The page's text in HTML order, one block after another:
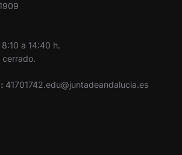
a 14:40 h.
cerrado.
41701742.edu@juntadeandalucia.es